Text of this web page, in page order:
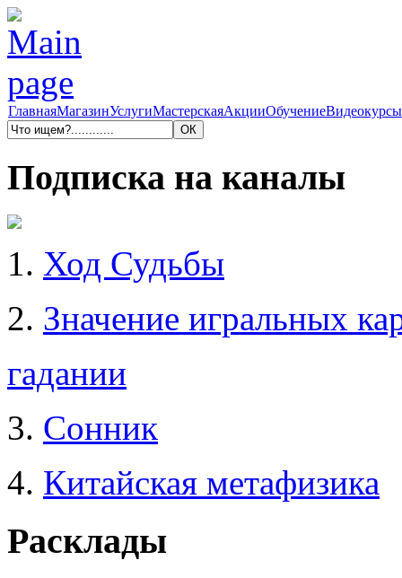
ГлавнаяМагазинУслугиМастерскаяАкцииОбучениеВидеокурсы
Подписка на каналы
1. Ход Судьбы
2. Значение игральных
гадании
3. Сонник
4. Китайская метафизика
Расклады